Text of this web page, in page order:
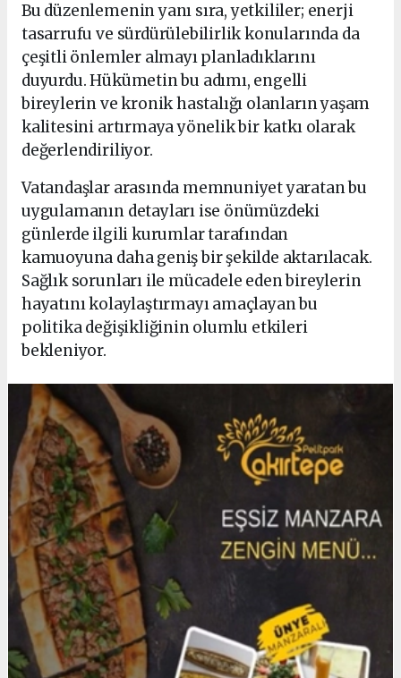
Bu düzenlemenin yanı sıra, yetkililer; enerji
tasarrufu ve sürdürülebilirlik konularında da
çeşitli önlemler almayı planladıklarını
duyurdu. Hükümetin bu adımı, engelli
bireylerin ve kronik hastalığı olanların yaşam
kalitesini artırmaya yönelik bir katkı olarak
değerlendiriliyor.
Vatandaşlar arasında memnuniyet yaratan bu
uygulamanın detayları ise önümüzdeki
günlerde ilgili kurumlar tarafından
kamuoyuna daha geniş bir şekilde aktarılacak.
Sağlık sorunları ile mücadele eden bireylerin
hayatını kolaylaştırmayı amaçlayan bu
politika değişikliğinin olumlu etkileri
bekleniyor.